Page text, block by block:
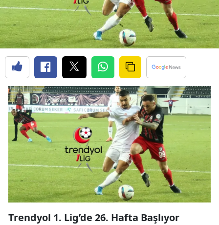
Bitlis
Bolu
Burdur
Bursa
Çanakkale
Çankırı
Çorum
Denizli
Diyarbakır
Edirne
Trendyol 1. Lig’de 26. Hafta Başlıyor